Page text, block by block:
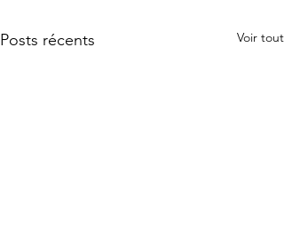
Posts récents Voir tout